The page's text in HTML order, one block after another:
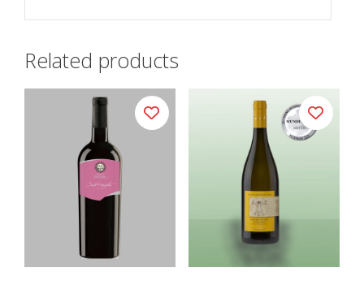
Related products